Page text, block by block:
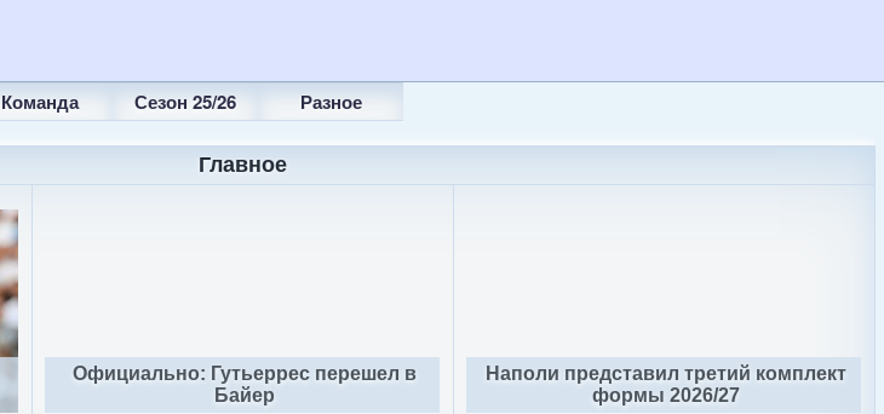
Команда Сезон 25/26 Разное
Главное
Официально: Гутьеррес перешел в
Байер
Наполи представил третий комплект
формы 2026/27